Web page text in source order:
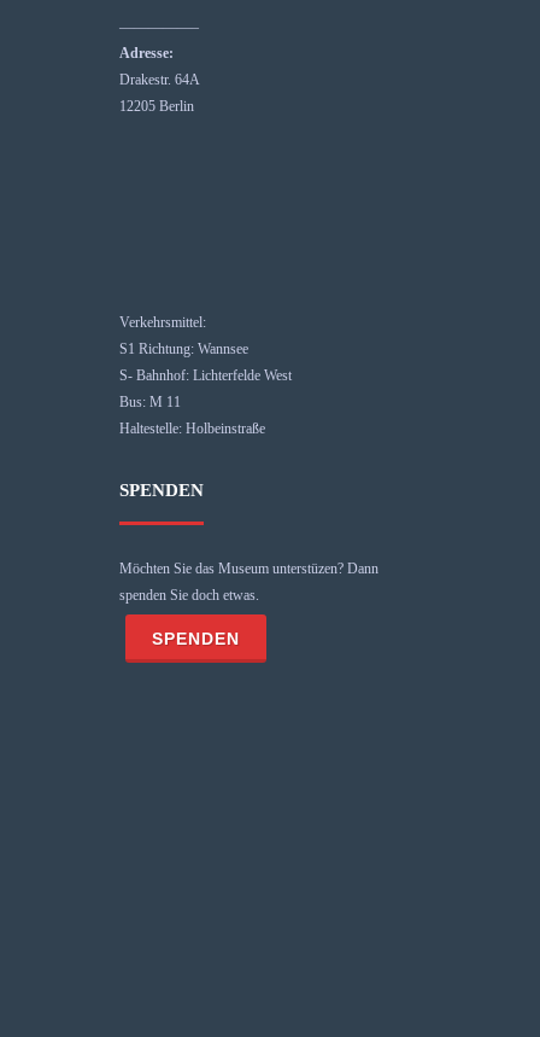
—————–
Adresse:
Drakestr. 64A
12205 Berlin
Verkehrsmittel:
S1 Richtung: Wannsee
S- Bahnhof: Lichterfelde West
Bus: M 11
Haltestelle: Holbeinstraße
SPENDEN
Möchten Sie das Museum unterstüzen? Dann
spenden Sie doch etwas.